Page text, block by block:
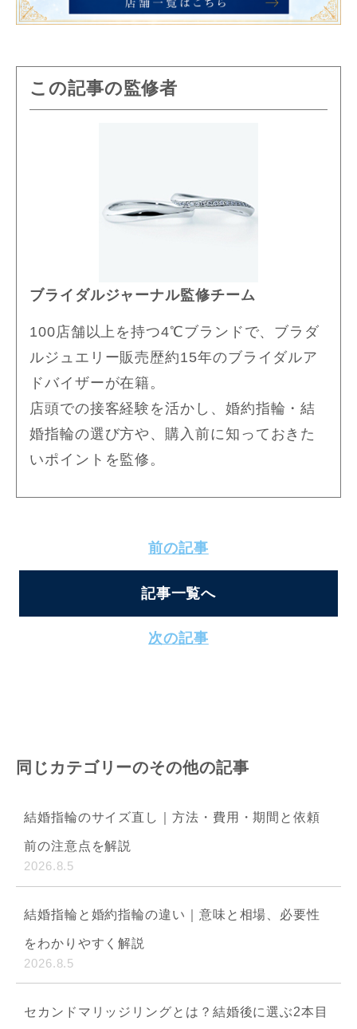
この記事の監修者
ブライダルジャーナル監修チーム
100店舗以上を持つ4℃ブランドで、ブラダ
ルジュエリー販売歴約15年のブライダルア
ドバイザーが在籍。
店頭での接客経験を活かし、婚約指輪・結
婚指輪の選び方や、購入前に知っておきた
いポイントを監修。
前の記事
記事一覧へ
次の記事
同じカテゴリーのその他の記事
結婚指輪のサイズ直し｜方法・費用・期間と依頼
前の注意点を解説
2026.8.5
結婚指輪と婚約指輪の違い｜意味と相場、必要性
をわかりやすく解説
2026.8.5
セカンドマリッジリングとは？結婚後に選ぶ2本目